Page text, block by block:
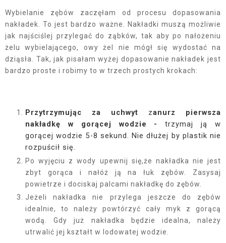
Wybielanie zębów zaczęłam od procesu dopasowania
nakładek. To jest bardzo ważne. Nakładki muszą możliwie
jak najściślej przylegać do ząbków, tak aby po nałożeniu
żelu wybielającego, owy żel nie mógł się wydostać na
dziąsła. Tak, jak pisałam wyżej dopasowanie nakładek jest
bardzo proste i robimy to w trzech prostych krokach:
Przytrzymując za uchwyt zanurz pierwsza
nakładkę w gorącej wodzie -
trzymaj ją w
gorącej wodzie 5-8 sekund. Nie dłużej by plastik nie
rozpuścił się.
Po wyjęciu z wody upewnij się,że nakładka nie jest
zbyt gorąca i nałóż ją na łuk zębów. Zasysaj
powietrze i dociskaj palcami nakładkę do zębów.
Jeżeli nakładka nie przylega jeszcze do zębów
idealnie, to należy powtórzyć cały myk z gorącą
wodą. Gdy już nakładka będzie idealna, należy
utrwalić jej kształt w lodowatej wodzie.